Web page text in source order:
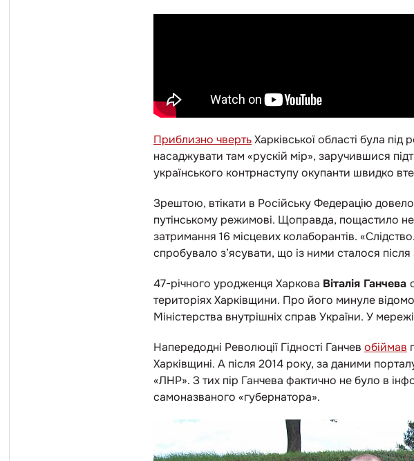
Приблизно чвертьХарківської області була
насаджувати там «рускій мір», заручившися
українського контрнаступу окупанти швидко
Зрештою, втікати в Російську Федерацію
путінському режимові. Щоправда, пощастило
затримання 16 місцевих колаборантів.
спробувало з’ясувати, що із ними сталося
47-річного уродженця Харкова Віталія Ганчева
територіях Харківщини. Про його минуле
Міністерства внутрішніх справ України. У
Напередодні Революції Гідності Ганчев обіймав
Харківщині. А після 2014 року, за даними
«ЛНР». З тих пір Ганчева фактично не було в
самоназваного «губернатора».